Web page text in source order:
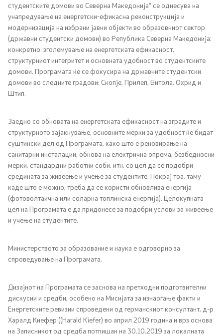
Односи со јавност
Соопштенија
Новости
Интервјуа
Јавни огласи
Завршени јавни огласи
Известувања
Заштита на лични податоци
Листа на информации од јавен карактер
Конкурси и стипендии
Конкурси - МОН
студентските домови во Северна Македонија“ се однесува на
унапредување на енергетски-ефикасна реконструкција и
модернизација на избрани јавни објекти во образовниот сектор
(државни студентски домови) во Република Северна Македонија;
конкретно: зголемување на енергетската ефикасност,
структурниот интегритет и основната удобност во студентските
домови. Програмата ќе се фокусира на државните студентски
домови во следните градови: Скопје, Прилеп, Битола, Охрид и
Штип.
Заедно со обновата на енергетската ефикасност на зградите и
структурното зајакнување, основните мерки за удобност ќе бидат
суштински дел од Програмата, како што е реновирање на
санитарни инсталации, обнова на електрична опрема, безбедносни
мерки, стандардни работни соби, итн. со цел да се подобри
средината за живеење и учење за студентите. Покрај тоа, таму
каде што е можно, треба да се користи обновлива енергија
(фотоволтаична или соларна топлинска енергија). Целокупната
цел на Програмата е да придонесе за подобри услови за живеење
и учење на студентите.
Министерството за образование и наука е одговорно за
спроведување на Програмата.
Дизајнот на Програмата се заснова на претходни подготвителни
дискусии и средби, особено на Мисијата за изнаоѓање факти и
Енергетските ревизии спроведени од германскиот консултант, д-р
Харалд Киефер ((Harald Kiefer) во април 2019 година и врз основа
на Записникот од средба потпишан на 30.10.2019 за локалната